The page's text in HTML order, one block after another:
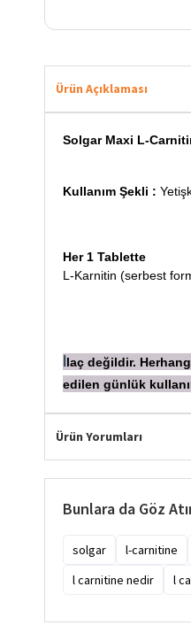
Ürün Açıklaması
Solgar Maxi L-
Kullanım Şekli :
Her 1 Tablette
L-Karnitin (serbest
laç değildir.
edilen günlük
Ürün Yorumları
Bunlara da Göz
solgar l-carnitine
l carnitine nedir
l